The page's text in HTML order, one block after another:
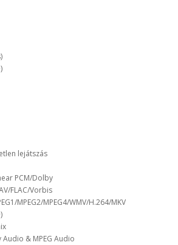
lejátszás
PCM/Dolby
FLAC/Vorbis
MPEG2/MPEG4/WMV/H.264/MKV
& MPEG Audio